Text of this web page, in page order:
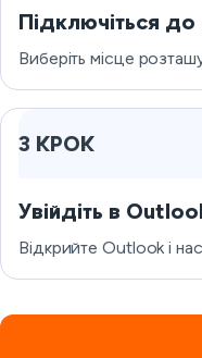
Підключіться
Виберіть місце
3 КРОК
Увійдіть в
Відкрийте Outlook і